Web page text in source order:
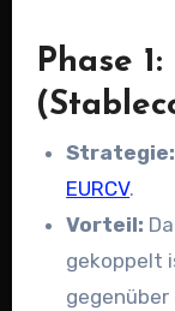
Phase
Strategie:
EURCV.
Vorteil:
gekoppelt